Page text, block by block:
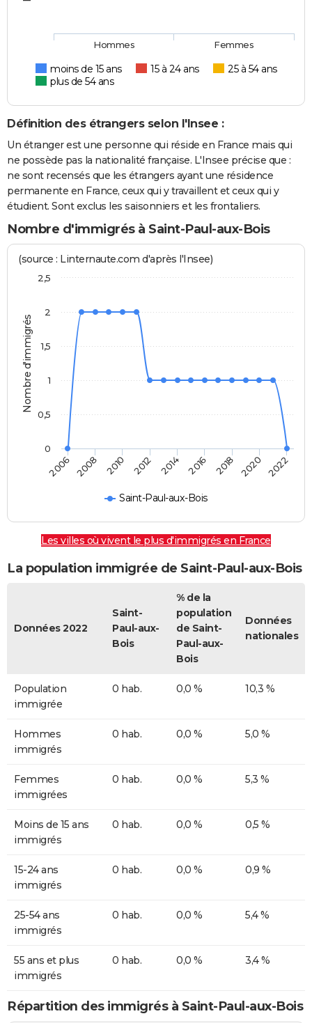
moins de 15 ans 15 à 24 ans
25 à 54 ans
plus de 54 ans
Hommes Femmes
Définition des étrangers selon l'Insee :
Un étranger est une personne qui réside en France mais qui
ne possède pas la nationalité française. L'Insee précise que :
ne sont recensés que les étrangers ayant une résidence
permanente en France, ceux qui y travaillent et ceux qui y
étudient. Sont exclus les saisonniers et les frontaliers.
Nombre d'immigrés à Saint-Paul-aux-Bois
Nombre d'immigrés
(source : Linternaute.com d'après l'Insee)
Saint-Paul-aux-Bois
2006 2008 2010 2012 2014 2016 2018 2020 2022
0
0,5
1
1,5
2
2,5
Les villes où vivent le plus d'immigrés en France
La population immigrée de Saint-Paul-aux-Bois
Données 2022
Saint-
Paul-aux-
Bois
% de la
population
de Saint-
Paul-aux-
Bois
Données
nationales
Population
immigrée
0 hab. 0,0 % 10,3 %
Hommes
immigrés
0 hab. 0,0 % 5,0 %
Femmes
immigrées
0 hab. 0,0 % 5,3 %
Moins de 15 ans
immigrés
0 hab. 0,0 % 0,5 %
15-24 ans
immigrés
0 hab. 0,0 % 0,9 %
25-54 ans
immigrés
0 hab. 0,0 % 5,4 %
55 ans et plus
immigrés
0 hab. 0,0 % 3,4 %
Répartition des immigrés à Saint-Paul-aux-Bois